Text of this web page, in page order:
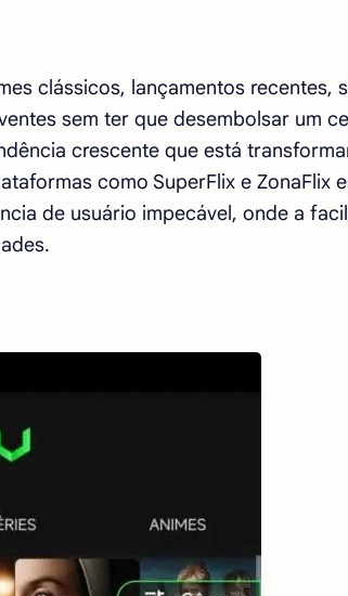
clássicos, lançamentos recentes,
sem ter que desembolsar um
crescente que está
como SuperFlix e ZonaFlix
de usuário impecável, onde a